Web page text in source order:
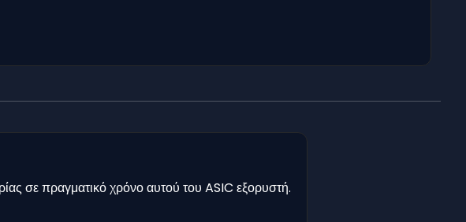
σε πραγματικό χρόνο αυτού του ASIC εξορυστή.